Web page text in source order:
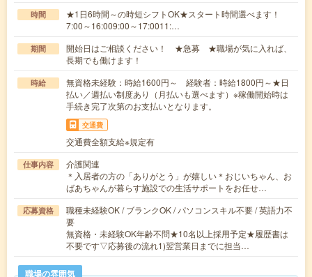
時間
★1日6時間～の時短シフトOK★スタート時間選べます！
7:00～16:009:00～17:0011:…
期間
開始日はご相談ください！ ★急募 ★職場が気に入れば、
長期でも働けます！
時給
無資格未経験：時給1600円～ 経験者：時給1800円～★日
払い／週払い制度あり（月払いも選べます）※稼働開始時は
手続き完了次第のお支払いとなります。
交通費
交通費全額支給※規定有
仕事内容
介護関連
＊入居者の方の「ありがとう」が嬉しい＊おじいちゃん、お
ばあちゃんが暮らす施設での生活サポートをお任せ…
応募資格
職種未経験OK / ブランクOK / パソコンスキル不要 / 英語力不
要
無資格・未経験OK年齢不問★10名以上採用予定★履歴書は
不要です▽応募後の流れ1)翌営業日までに担当…
職場の雰囲気